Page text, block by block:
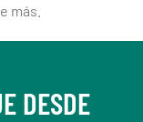
más.
DESDE